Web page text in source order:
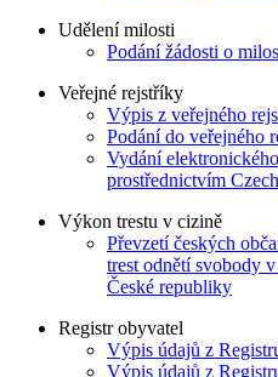
Udělení milosti
Podání žádosti o
Veřejné rejstříky
Výpis z veřejného
Podání do veřejného
Vydání
prostřednictvím
Výkon trestu v cizině
Převzetí českých
trest odnětí svobody
České republiky
Registr obyvatel
Výpis údajů z
Výpis údajů z